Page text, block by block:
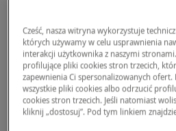
podstawie profilu klienta
oparciu o dane
związku z czym są one
spersonalizowane.
Proponujemy 3 pakiety: Z
Cześć, nasza witryna wykorzystuje
których używamy w celu usprawnienia
interakcji użytkownika z naszymi
profilujące pliki cookies stron trzecich,
zapewnienia Ci spersonalizowanych ofert.
wszystkie pliki cookies albo odrzucić
cookies stron trzecich. Jeśli natomiast
kliknij „dostosuj”. Pod tym linkiem